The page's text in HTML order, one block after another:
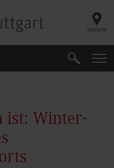
Standorte
Suche
ist: Winter-